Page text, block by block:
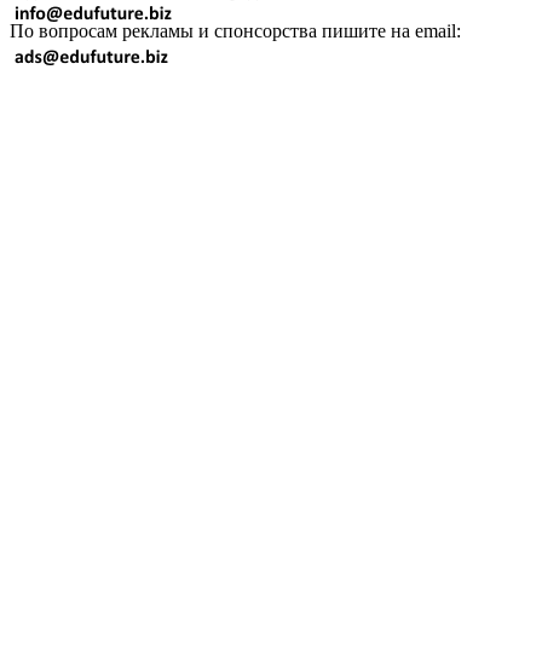
По вопросам рекламы и спонсорства пишите на email: